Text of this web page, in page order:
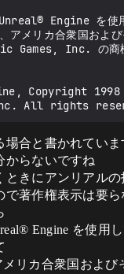
Unreal® Engine を使
メリカ合衆国および
Games, Inc. の商
Copyright
場合と書かれてい
からないですね
ときにアンリアル
で著作権表示は要
Engine を使用し
メリカ合衆国および